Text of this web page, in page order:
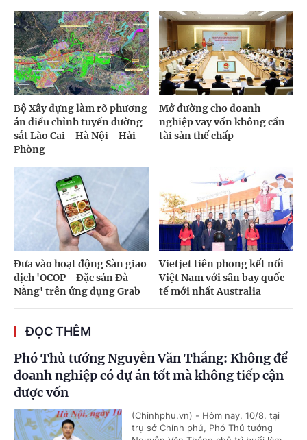
Bộ Xây dựng làm rõ phương
án điều chỉnh tuyến đường
sắt Lào Cai - Hà Nội - Hải
Phòng
Mở đường cho doanh
nghiệp vay vốn không cần
tài sản thế chấp
Đưa vào hoạt động Sàn giao
dịch 'OCOP - Đặc sản Đà
Nẵng' trên ứng dụng Grab
Vietjet tiên phong kết nối
Việt Nam với sân bay quốc
tế mới nhất Australia
ĐỌC THÊM
Phó Thủ tướng Nguyễn Văn Thắng: Không để
doanh nghiệp có dự án tốt mà không tiếp cận
được vốn
(Chinhphu.vn) - Hôm nay, 10/8, tại
trụ sở Chính phủ, Phó Thủ tướng